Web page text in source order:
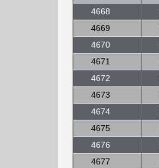
4668
4669
4670
4671
4672
4673
4674
4675
4676
4677